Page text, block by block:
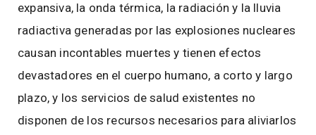
expansiva, la onda térmica, la radiación y la lluvia
radiactiva generadas por las explosiones nucleares
causan incontables muertes y tienen efectos
devastadores en el cuerpo humano, a corto y largo
plazo, y los servicios de salud existentes no
disponen de los recursos necesarios para aliviarlos